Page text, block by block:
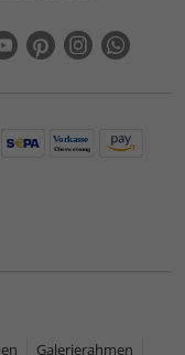
Galerierahmen